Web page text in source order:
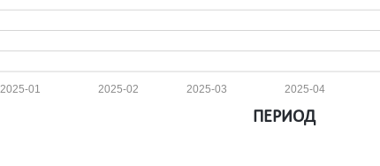
2025-04
2025-03
2025-02
2025-01
ПЕРИОД